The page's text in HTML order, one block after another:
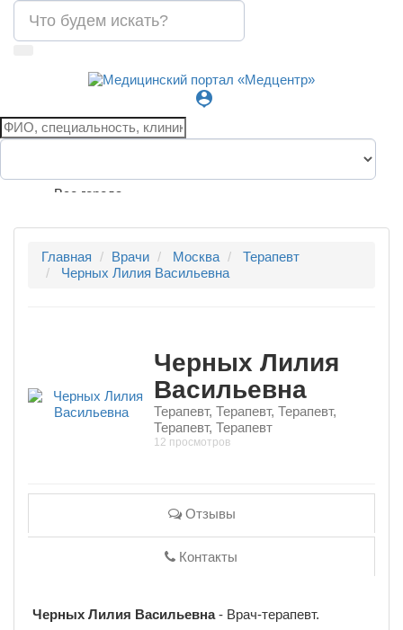
person_pin
Все города
Главная Врачи Москва
Терапевт
Черных Лилия Васильевна
Черных Лилия
Васильевна
Терапевт, Терапевт, Терапевт,
Терапевт, Терапевт
12 просмотров
Отзывы
Контакты
Черных Лилия Васильевна- Врач-терапевт.